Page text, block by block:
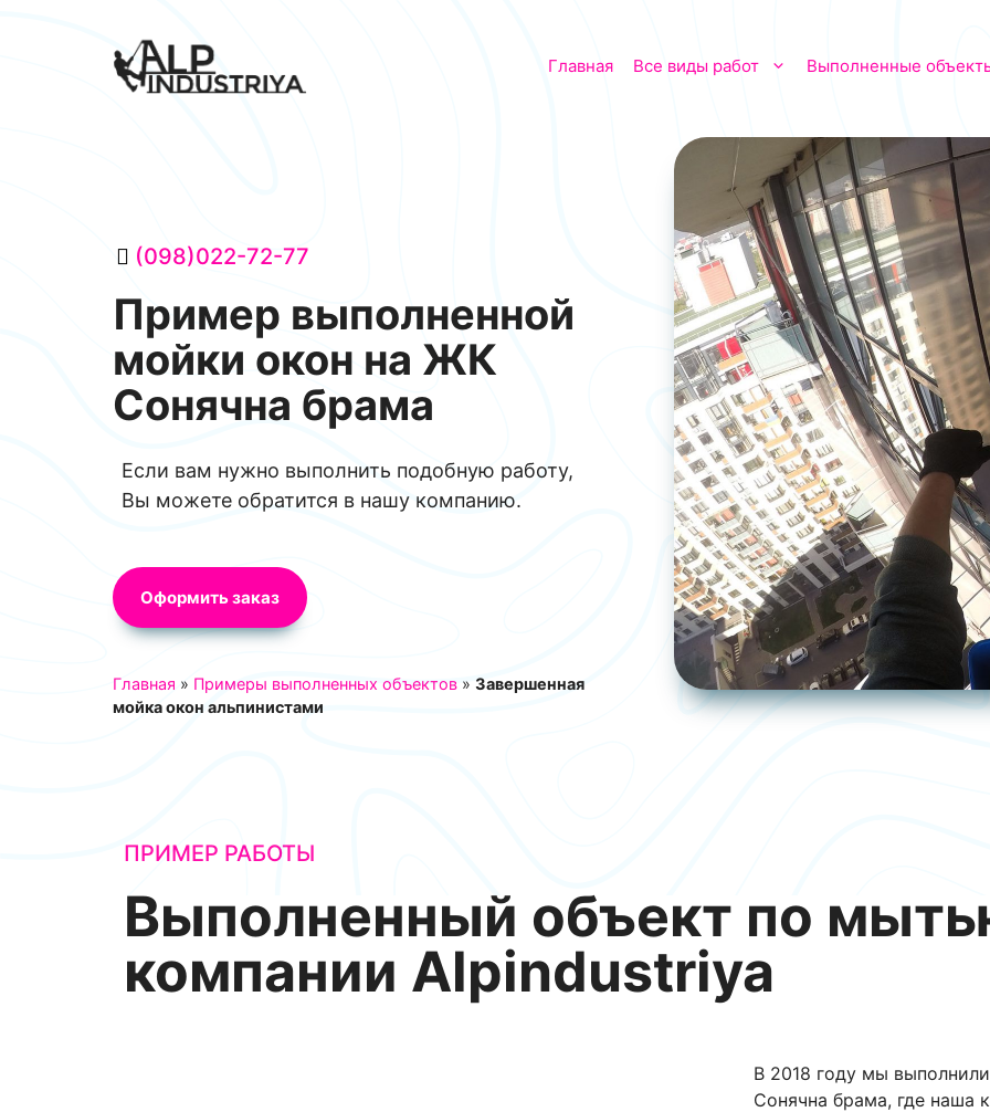
Главная Все виды работ Выполненные
(098)022-72-77
Пример выполненной
мойки окон на ЖК
Сонячна брама
Если вам нужно выполнить подобную работу,
Вы можете обратится в нашу компанию.
Оформить заказ
Главная » Примеры выполненных объектов » Завершенная
мойка окон альпинистами
ПРИМЕР РАБОТЫ
Выполненный объект по
компании Alpindustriya
В 2018 году мы
Сонячна брама, где наша